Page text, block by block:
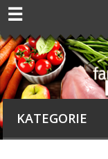
☰
KATEGORIE